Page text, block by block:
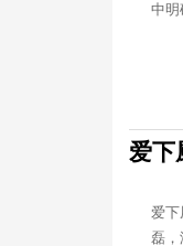
中明
爱下
爱下
磊，